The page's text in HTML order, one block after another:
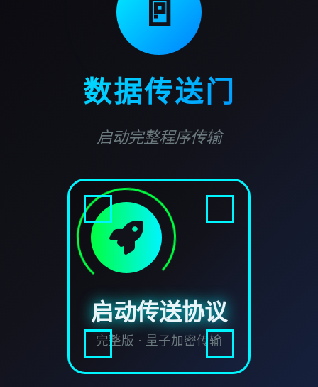
🚪
数据传送门
启动完整程序传输
启动传送协议
完整版 · 量子加密传输